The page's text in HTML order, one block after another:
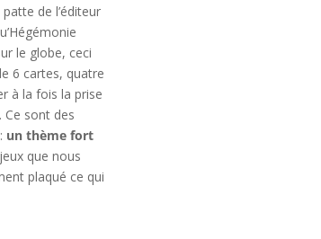
de l’éditeur
le globe, ceci
6 cartes, quatre
à la fois la prise
sont des
un thème fort
que nous
plaqué ce qui